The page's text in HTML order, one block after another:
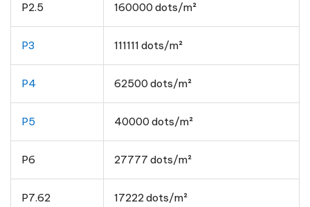
P2.5 160000 dots/m²
P3 111111 dots/m²
P4 62500 dots/m²
P5 40000 dots/m²
P6 27777 dots/m²
P7.62 17222 dots/m²